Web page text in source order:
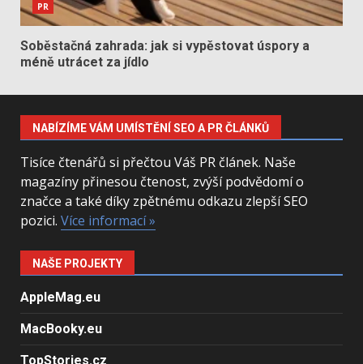
PR
Soběstačná zahrada: jak si vypěstovat úspory a
méně utrácet za jídlo
NABÍZÍME VÁM UMÍSTĚNÍ SEO A PR ČLÁNKŮ
Tisíce čtenářů si přečtou Váš PR článek. Naše
magazíny přinesou čtenost, zvýší podvědomí o
značce a také díky zpětnému odkazu zlepší SEO
pozici. Více informací »
NAŠE PROJEKTY
AppleMag.eu
MacBooky.eu
TopStories.cz